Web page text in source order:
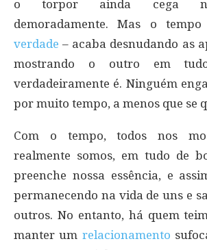
o torpor ainda cega
demoradamente. Mas o
verdade– acaba desnudando as
mostrando o outro em
verdadeiramente é. Ninguém
por muito tempo, a menos que se
Com o tempo, todos nos
realmente somos, em tudo de
preenche nossa essência, e
permanecendo na vida de uns e
outros. No entanto, há quem
manter um relacionamento